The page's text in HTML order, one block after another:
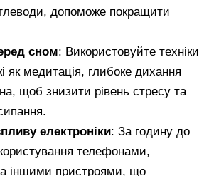
допоможе покращити
сном: Використовуйте техніки
як медитація, глибоке дихання
щоб знизити рівень стресу та
електроніки: За годину до
телефонами,
іншими пристроями, що